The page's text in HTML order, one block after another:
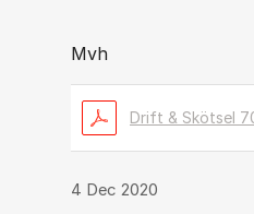
Mvh
Drift & Skötsel
4 Dec 2020